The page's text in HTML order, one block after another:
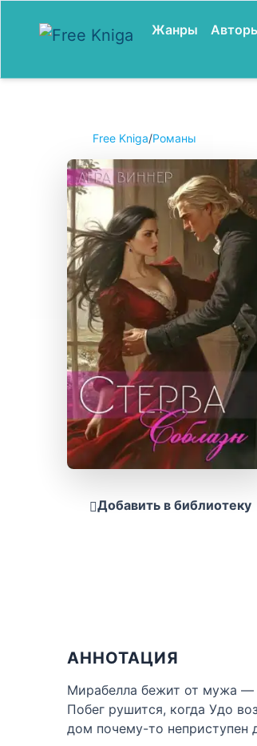
Жанры
Free Kniga/Романы
Добавить в библиотеку
АННОТАЦИЯ
Мирабелла бежит от мужа —
Побег рушится, когда Удо
дом почему-то неприступен